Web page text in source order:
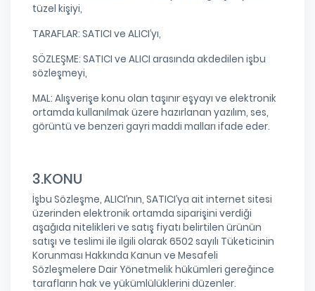
tüzel kişiyi,
TARAFLAR: SATICI ve ALICI’yı,
SÖZLEŞME: SATICI ve ALICI arasında akdedilen işbu
sözleşmeyi,
MAL: Alışverişe konu olan taşınır eşyayı ve elektronik
ortamda kullanılmak üzere hazırlanan yazılım, ses,
görüntü ve benzeri gayri maddi malları ifade eder.
3.KONU
İşbu Sözleşme, ALICI’nın, SATICI’ya ait internet sitesi
üzerinden elektronik ortamda siparişini verdiği
aşağıda nitelikleri ve satış fiyatı belirtilen ürünün
satışı ve teslimi ile ilgili olarak 6502 sayılı Tüketicinin
Korunması Hakkında Kanun ve Mesafeli
Sözleşmelere Dair Yönetmelik hükümleri gereğince
tarafların hak ve yükümlülüklerini düzenler.